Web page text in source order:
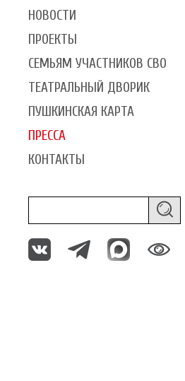
НОВОСТИ
ПРОЕКТЫ
СЕМЬЯМ УЧАСТНИКОВ СВО
ТЕАТРАЛЬНЫЙ ДВОРИК
ПУШКИНСКАЯ КАРТА
ПРЕССА
КОНТАКТЫ